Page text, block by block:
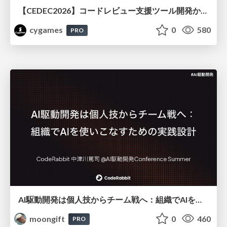
【CEDEC2026】コードレビュー支援ツール開発から学ぶ：LLMを用いた業務システムの実践的な運用設計と誤出力対策
cygames
PRO 0 580
moongift
PRO 0 460